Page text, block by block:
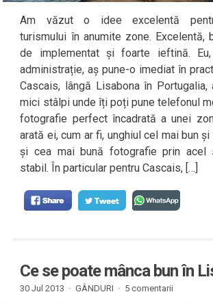
Am văzut o idee excelentă
turismului în anumite zone. Excelentă,
de implementat și foarte ieftină.
administrație, aș pune-o imediat în
Cascais, lângă Lisabona în Portugalia,
mici stâlpi unde îți poți pune telefonul
fotografie perfect încadrată a unei
arată ei, cum ar fi, unghiul cel mai bun
și cea mai bună fotografie prin acel
stabil. În particular pentru Cascais, […]
Ce se poate mânca bun în
30 Jul 2013 · GÂNDURI · 5 comentarii